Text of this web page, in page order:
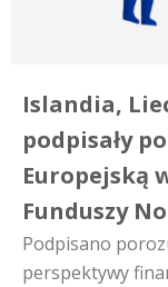
Islandia,
podpisały
Europejską
Funduszy
Podpisano
perspektywy